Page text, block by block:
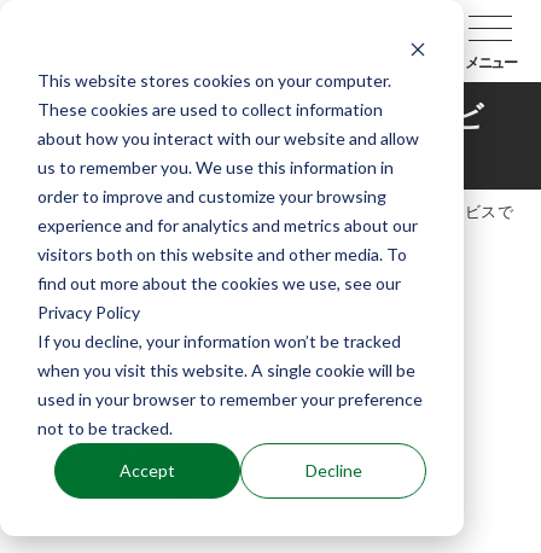
This website stores cookies on your computer.
These cookies are used to collect information
about how you interact with our website and allow
us to remember you. We use this information in
order to improve and customize your browsing
experience and for analytics and metrics about our
visitors both on this website and other media. To
find out more about the cookies we use, see our
Privacy Policy
If you decline, your information won’t be tracked
when you visit this website. A single cookie will be
used in your browser to remember your preference
not to be tracked.
Accept Decline
メニュー
能楽公演2020がライブ配信サービ
スで配信決定
能楽公演2020がライブ配信サービスで
配信決定